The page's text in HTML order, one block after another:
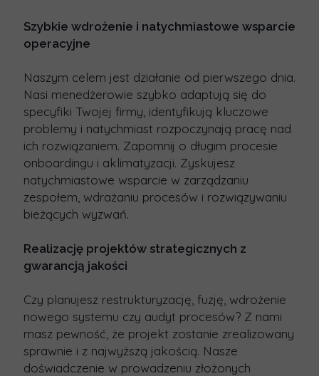
Szybkie wdrożenie i natychmiastowe wsparcie
operacyjne
Naszym celem jest działanie od pierwszego dnia.
Nasi menedżerowie szybko adaptują się do
specyfiki Twojej firmy, identyfikują kluczowe
problemy i natychmiast rozpoczynają pracę nad
ich rozwiązaniem. Zapomnij o długim procesie
onboardingu i aklimatyzacji. Zyskujesz
natychmiastowe wsparcie w zarządzaniu
zespołem, wdrażaniu procesów i rozwiązywaniu
bieżących wyzwań.
Realizację projektów strategicznych z
gwarancją jakości
Czy planujesz restrukturyzację, fuzję, wdrożenie
nowego systemu czy audyt procesów? Z nami
masz pewność, że projekt zostanie zrealizowany
sprawnie i z najwyższą jakością. Nasze
doświadczenie w prowadzeniu złożonych